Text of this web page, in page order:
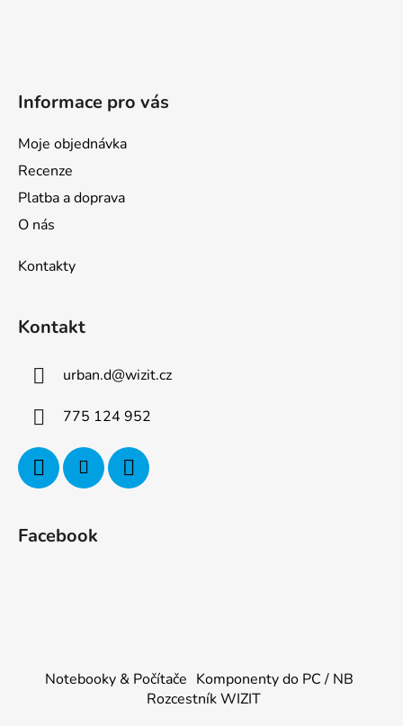
Informace pro vás
Moje objednávka
Recenze
Platba a doprava
O nás
Kontakty
Kontakt
urban.d@wizit.cz
775 124 952
Facebook
Notebooky & Počítače Komponenty do PC / NB
Rozcestník WIZIT